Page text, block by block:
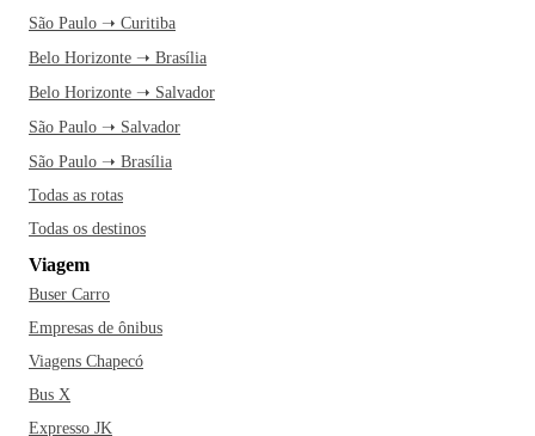
São Paulo ➝ Curitiba
Belo Horizonte ➝ Brasília
Belo Horizonte ➝ Salvador
São Paulo ➝ Salvador
São Paulo ➝ Brasília
Todas as rotas
Todas os destinos
Viagem
Buser Carro
Empresas de ônibus
Viagens Chapecó
Bus X
Expresso JK